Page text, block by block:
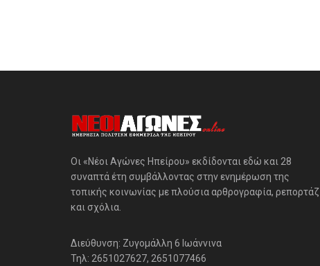
Οι «Νέοι Αγώνες Ηπείρου» εκδίδονται εδώ και 28
συναπτά έτη συμβάλλοντας στην ενημέρωση της
τοπικής κοινωνίας με πλούσια αρθρογραφία, ρεπορτάζ
και σχόλια.
Διεύθυνση: Ζυγομάλλη 6 Ιωάννινα
Τηλ: 2651027627, 2651077466